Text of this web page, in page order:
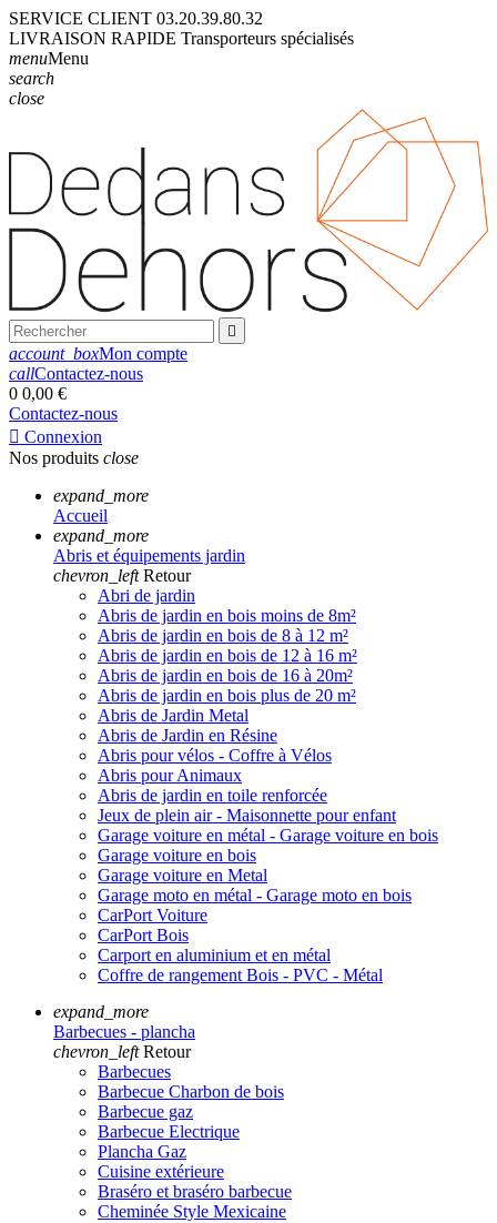
SERVICE CLIENT 03.20.39.80.32
LIVRAISON RAPIDE Transporteurs spécialisés
menuMenu
search
close

account_boxMon compte
callContactez-nous
0 0,00 €
Contactez-nous
 Connexion
Nos produits close
expand_more
Accueil
expand_more
Abris et équipements jardin
chevron_left Retour
Abri de jardin
Abris de jardin en bois moins de 8m²
Abris de jardin en bois de 8 à 12 m²
Abris de jardin en bois de 12 à 16 m²
Abris de jardin en bois de 16 à 20m²
Abris de jardin en bois plus de 20 m²
Abris de Jardin Metal
Abris de Jardin en Résine
Abris pour vélos - Coffre à Vélos
Abris pour Animaux
Abris de jardin en toile renforcée
Jeux de plein air - Maisonnette pour enfant
Garage voiture en métal - Garage voiture en bois
Garage voiture en bois
Garage voiture en Metal
Garage moto en métal - Garage moto en bois
CarPort Voiture
CarPort Bois
Carport en aluminium et en métal
Coffre de rangement Bois - PVC - Métal
expand_more
Barbecues - plancha
chevron_left Retour
Barbecues
Barbecue Charbon de bois
Barbecue gaz
Barbecue Electrique
Plancha Gaz
Cuisine extérieure
Braséro et braséro barbecue
Cheminée Style Mexicaine